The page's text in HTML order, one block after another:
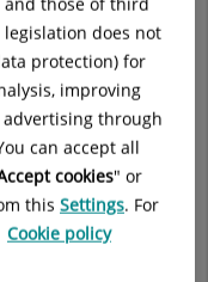
de esta
tiene como fin el
utilizando
does not
protection) for
improving
through
can accept all
cookies" or
this Settings. For
Cookie policy